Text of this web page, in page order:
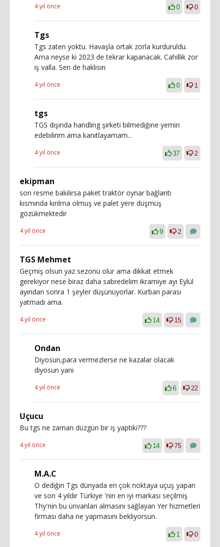
4 yıl önce 0 0
Tgs
Tgs zaten yoktu. Havaşla ortak zorla kurduruldu.
Ama neyse ki 2023 de tekrar kapanacak. Cahillik zor
iş valla. Sen de haklısın
4 yıl önce 0 1
tgs
TGS dışında handling şirketi bilmediğine yemin
edebilirim ama kanıtlayamam...
4 yıl önce 37 2
ekipman
son resme bakılırsa paket traktör oynar bağlantı
kısmında kırılma olmuş ve palet yere düşmüş
gözükmektedir
4 yıl önce 9 2
TGS Mehmet
Geçmiş olsun yaz sezonu olur ama dikkat etmek
gerekiyor nese biraz daha sabredelim ikramiye ayı Eylül
ayından sonra 1 şeyler düşünüyorlar. Kurban parası
yatmadı ama.
4 yıl önce 14 15
Ondan
Diyosun,para vermezlerse ne kazalar olacak
diyosun yani
4 yıl önce 6 22
Uçucu
Bu tgs ne zaman düzgün bir iş yaptıki???
4 yıl önce 14 75
M.A.C
O dediğin Tgs dünyada en çok noktaya uçuş yapan
ve son 4 yıldır Türkiye 'nin en iyi markası seçilmiş
Thy'nin bu ünvanları almasını sağlayan Yer hizmetleri
firması daha ne yapmasını bekliyorsun.
4 yıl önce 1 0